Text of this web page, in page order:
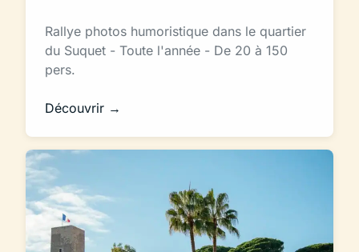
Rallye photos humoristique dans le quartier
du Suquet - Toute l'année - De 20 à 150
pers.
Découvrir →